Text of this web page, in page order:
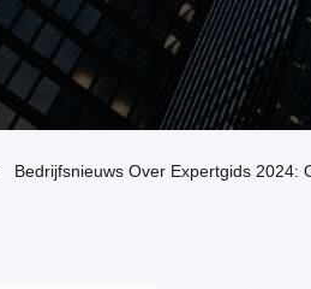
Bedrijfsnieuws Over Expertgids 2024: